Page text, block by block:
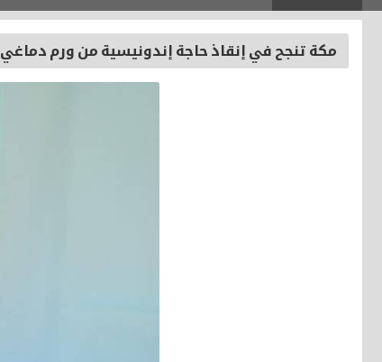
مكة تنجح في إنقاذ حاجة إندونيسية من ورم دماغي